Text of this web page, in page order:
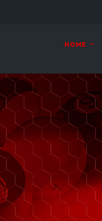
HOME